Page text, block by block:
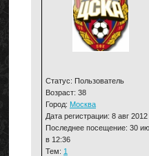
Статус: Пользователь
Возраст: 38
Город: Москва
Дата регистрации: 8 авг 2012
Последнее посещение: 30
в 12:36
Тем: 1